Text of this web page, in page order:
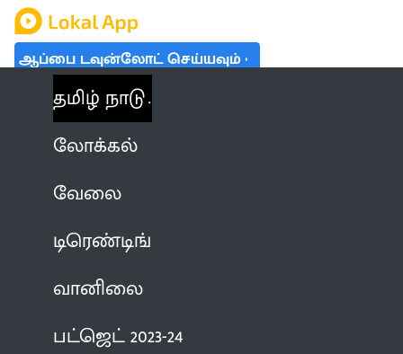
ஆப்பை டவுன்லோட் செய்யவும்
தமிழ் நாடு
லோக்கல்
வேலை
டிரெண்டிங்
வானிலை
பட்ஜெட் 2023-24